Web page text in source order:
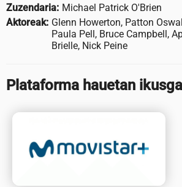
Zuzendaria: Michael Patrick O'Brien
Aktoreak: Glenn Howerton, Patton
Paula Pell, Bruce Campbell,
Brielle, Nick Peine
Plataforma hauetan